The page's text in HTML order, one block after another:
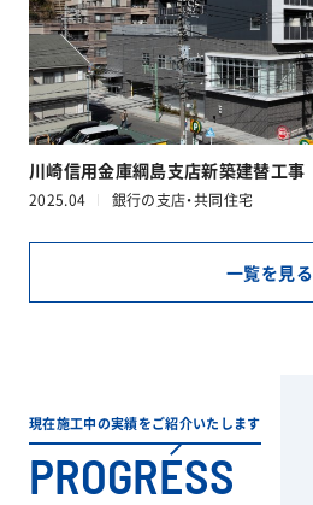
川崎信用金庫綱島支店新築建替工事
2025.04 銀行の支店・共同住宅
一覧を見る
現在施工中の実績をご紹介いたします
PROGRESS